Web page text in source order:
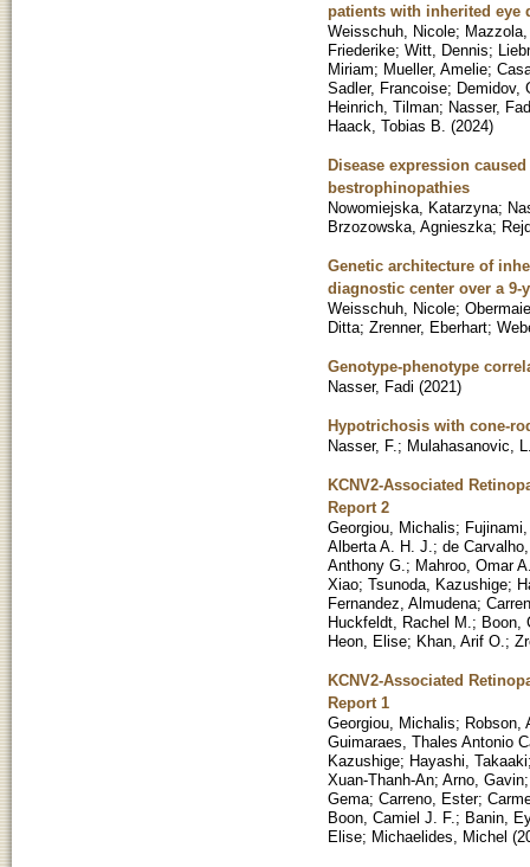
patients with inherited eye
Weisschuh, Nicole;
Friederike; Witt, Dennis;
Miriam; Mueller, Amelie;
Sadler, Francoise; Demidov,
Heinrich, Tilman; Nasser,
Haack, Tobias B. (2024)
Disease expression
bestrophinopathies
Nowomiejska, Katarzyna;
Brzozowska, Agnieszka;
Genetic architecture of
diagnostic center over a 9-
Weisschuh, Nicole;
Ditta; Zrenner, Eberhart;
Genotype-phenotype
Nasser, Fadi (2021)
Hypotrichosis with cone-
Nasser, F. ; Mulahasanovic,
KCNV2-Associated
Report 2
Georgiou, Michalis;
Alberta A. H. J. ; de
Anthony G. ; Mahroo, Omar
Xiao; Tsunoda, Kazushige;
Fernandez, Almudena;
Huckfeldt, Rachel M. ; Boon,
Heon, Elise; Khan, Arif O. ;
KCNV2-Associated
Report 1
Georgiou, Michalis; Robson,
Guimaraes, Thales Antonio
Kazushige; Hayashi, Takaaki
Xuan-Thanh-An; Arno, Gavin
Gema; Carreno, Ester;
Boon, Camiel J. F. ; Banin,
Elise; Michaelides, Michel (